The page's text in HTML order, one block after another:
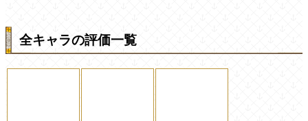
全キャラの評価一覧